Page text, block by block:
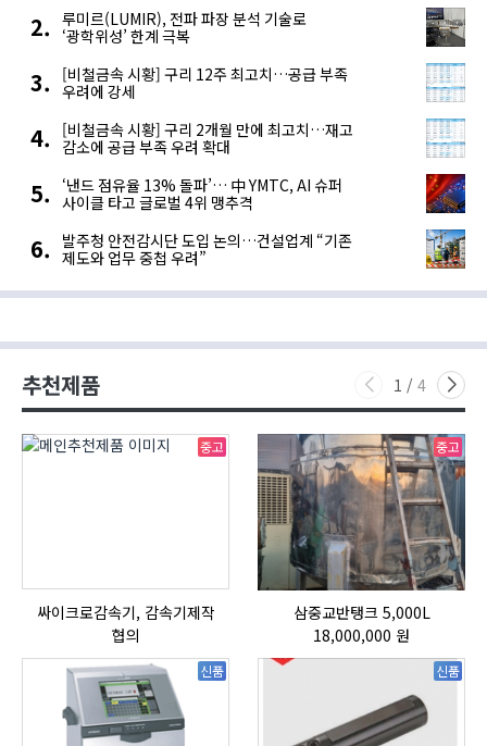
루미르(LUMIR), 전파 파장 분석 기술로
‘광학위성’ 한계 극복
[비철금속 시황] 구리 12주 최고치…공급 부족
우려에 강세
[비철금속 시황] 구리 2개월 만에 최고치…재고
감소에 공급 부족 우려 확대
‘낸드 점유율 13% 돌파’… 中 YMTC, AI 슈퍼
사이클 타고 글로벌 4위 맹추격
발주청 안전감시단 도입 논의…건설업계 “기존
제도와 업무 중첩 우려”
추천제품 1 / 4
중고
싸이크로감속기, 감속기제작
협의
중고
삼중교반탱크 5,000L
18,000,000 원
신품 신품